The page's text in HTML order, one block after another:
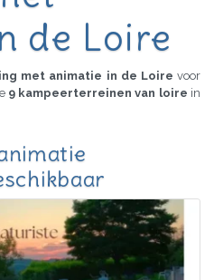
de Loire
met animatie in de Loirevoor
9 kampeerterreinen van loire in